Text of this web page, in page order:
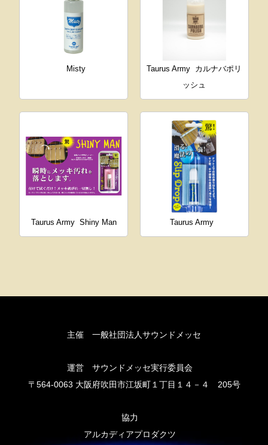
Misty Taurus Army カルナバポリ
ッシュ
Taurus Army Shiny Man Taurus Army
主催 一般社団法人サウンドメッセ
運営 サウンドメッセ実行委員会
〒564-0063 大阪府吹田市江坂町１丁目１４－４ 205号
協力
アルカディアプロダクツ